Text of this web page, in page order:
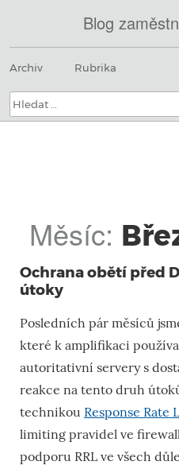
Blog
@
IN
SOA
nic.cz.
Menu
na
Archiv Rubrika
Hledat:
Měsíc:
Ochrana obětí před
útoky
Posledních pár měsíců
které k amplifikaci
autoritativní servery s
reakce na tento druh
technikou Response Rate
limiting pravidel ve
podporu RRL ve všech